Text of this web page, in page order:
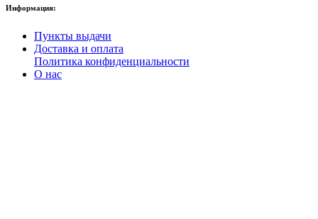
Информация:
Пункты выдачи
Доставка и оплата
Политика конфиденциальности
О нас